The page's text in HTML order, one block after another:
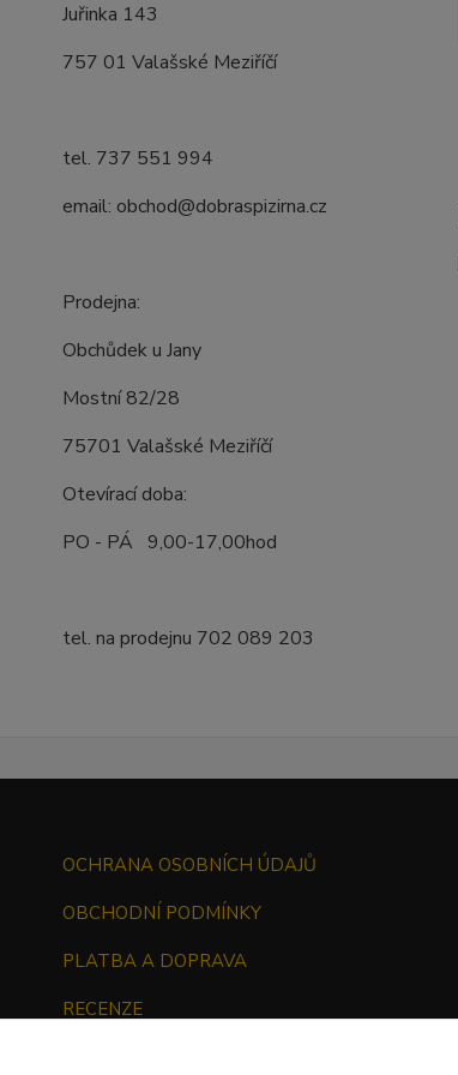
Juřinka 143
757 01 Valašské Meziříčí
tel. 737 551 994
email: obchod@dobraspizirna.cz
Prodejna:
Obchůdek u Jany
Mostní 82/28
75701 Valašské Meziříčí
Otevírací doba:
PO - PÁ 9,00-17,00hod
tel. na prodejnu 702 089 203
OCHRANA OSOBNÍCH ÚDAJŮ
OBCHODNÍ PODMÍNKY
PLATBA A DOPRAVA
RECENZE